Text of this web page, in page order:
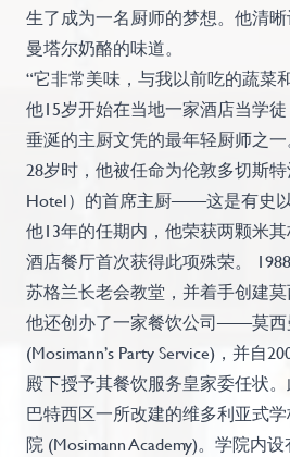
生了成为一名厨师的梦想。他清
曼塔尔奶酪的味道。
“它非常美味，与我以前吃的蔬菜
他15岁开始在当地一家酒店当学
垂涎的主厨文凭的最年轻厨师之一
28岁时，他被任命为伦敦多切斯
Hotel）的首席主厨——这是有史
他13年的任期内，他荣获两颗米
酒店餐厅首次获得此项殊荣。
苏格兰长老会教堂，并着手创建莫
他还创办了一家餐饮公司——莫西
(Mosimann’s Party Service)，并自
殿下授予其餐饮服务皇家委任状
巴特西区一所改建的维多利亚式
院 (Mosimann Academy)。学院内